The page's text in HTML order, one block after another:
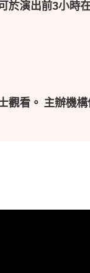
於演出前3小時
觀看。 主辦機